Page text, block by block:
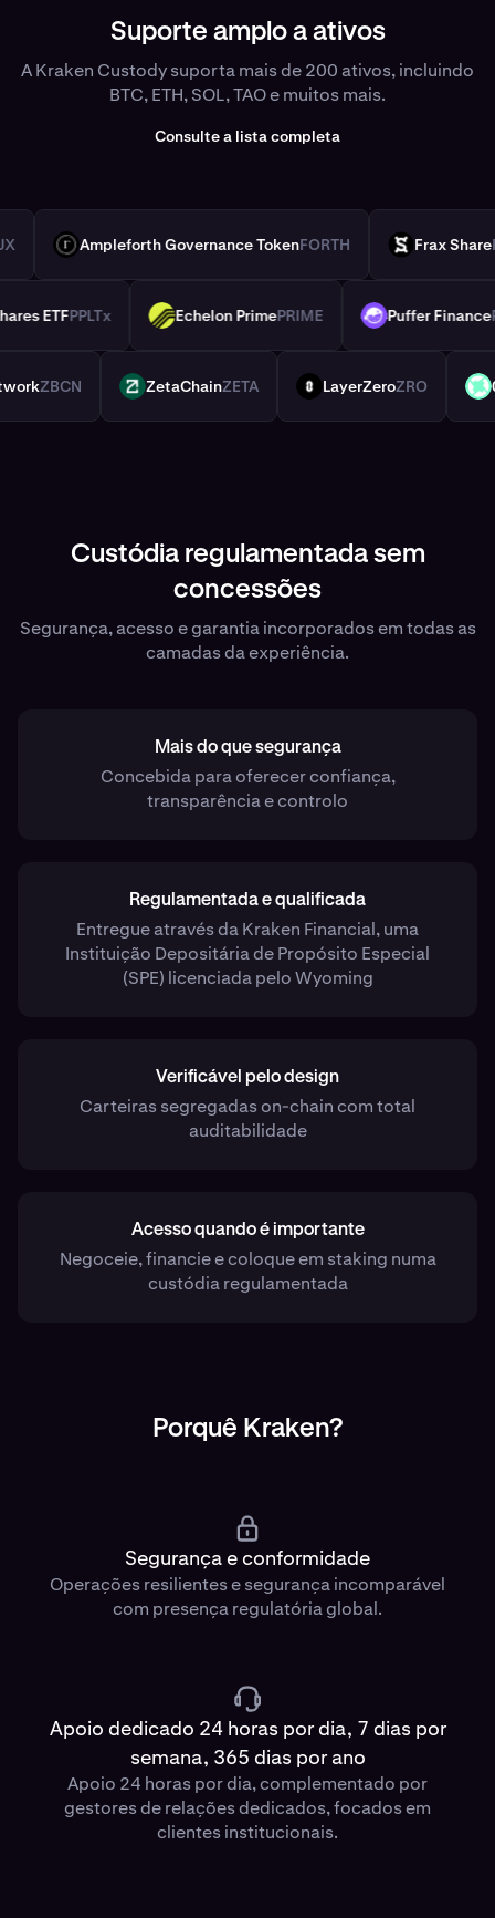
Suporte amplo a ativos
A Kraken Custody suporta mais de 200 ativos, incluindo
BTC, ETH, SOL, TAO e muitos mais.
Consulte a lista completa
FLUX FORTHAmpleforth Governance TokenFORTH FXS Frax
Shares ETFPPLTx PRIME Echelon PrimePRIME PUFFERPuffer
ZBCN ZETA ZetaChainZETA ZRO LayerZeroZRO
Custódia regulamentada sem
concessões
Segurança, acesso e garantia incorporados em todas as
camadas da experiência.
Mais do que segurança
Concebida para oferecer confiança,
transparência e controlo
Regulamentada e qualificada
Entregue através da Kraken Financial, uma
Instituição Depositária de Propósito Especial
(SPE) licenciada pelo Wyoming
Verificável pelo design
Carteiras segregadas on-chain com total
auditabilidade
Acesso quando é importante
Negoceie, financie e coloque em staking numa
custódia regulamentada
Porquê Kraken?
Segurança e conformidade
Operações resilientes e segurança incomparável
com presença regulatória global.
Apoio dedicado 24 horas por dia, 7 dias por
semana, 365 dias por ano
Apoio 24 horas por dia, complementado por
gestores de relações dedicados, focados em
clientes institucionais.